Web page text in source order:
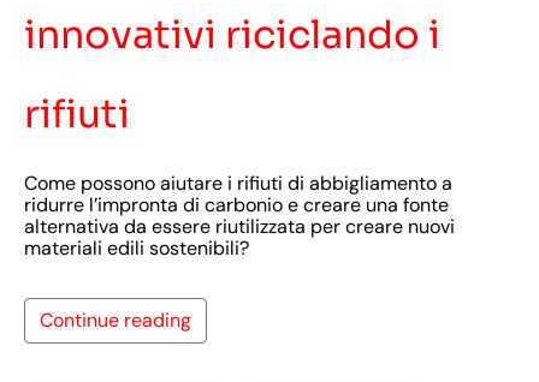
innovativi riciclando i
rifiuti
Come possono aiutare i rifiuti di abbigliamento a
ridurre l’impronta di carbonio e creare una fonte
alternativa da essere riutilizzata per creare nuovi
materiali edili sostenibili?
Continue reading